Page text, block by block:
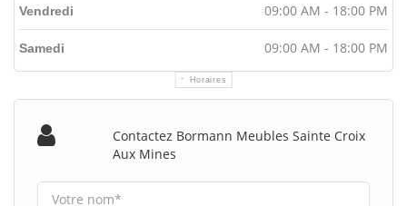
Horaires
Vendredi 09:00 AM - 18:00 PM
Samedi 09:00 AM - 18:00 PM
Contactez Bormann Meubles Sainte Croix
Aux Mines